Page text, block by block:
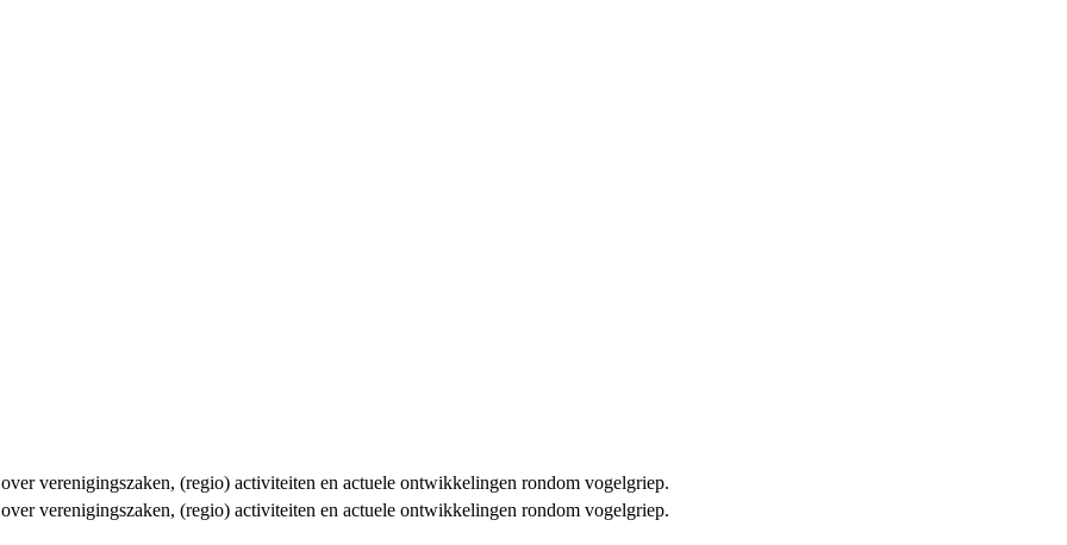
verenigingszaken, (regio) activiteiten en actuele ontwikkelingen rondom vogelgriep.
verenigingszaken, (regio) activiteiten en actuele ontwikkelingen rondom vogelgriep.